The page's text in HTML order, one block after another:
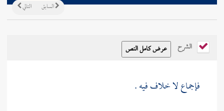
التالي السابق
الشرح
فإجماع لا خلاف فيه .